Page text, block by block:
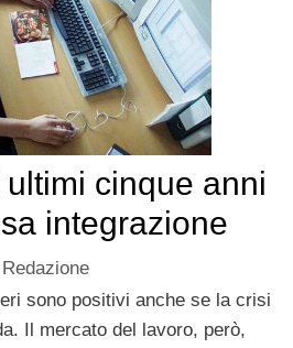
cinque anni
integrazione
Redazione
sono positivi anche se la crisi
Il mercato del lavoro, però,